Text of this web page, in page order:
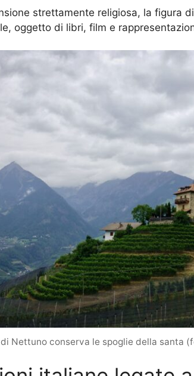
strettamente religiosa, la figura
oggetto di libri, film e
Nettuno conserva le spoglie della santa